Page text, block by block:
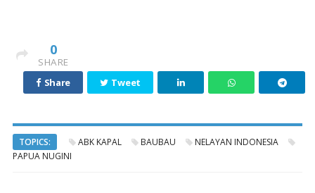
0
SHARE
Share
Tweet
TOPICS: ABK KAPAL BAUBAU
NELAYAN INDONESIA
PAPUA NUGINI